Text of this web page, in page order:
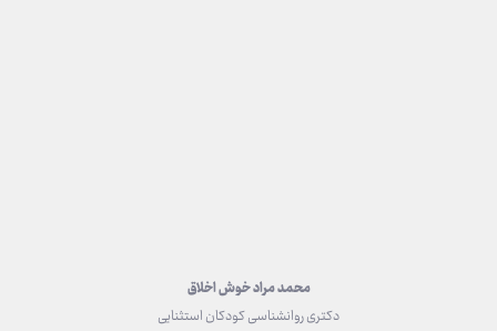
محمد مراد خوش اخلاق
دکتری روانشناسی کودکان استثنایی